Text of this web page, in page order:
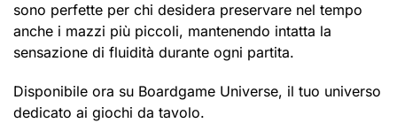
sono perfette per chi desidera preservare nel tempo
anche i mazzi più piccoli, mantenendo intatta la
sensazione di fluidità durante ogni partita.
Disponibile ora su Boardgame Universe, il tuo universo
dedicato ai giochi da tavolo.